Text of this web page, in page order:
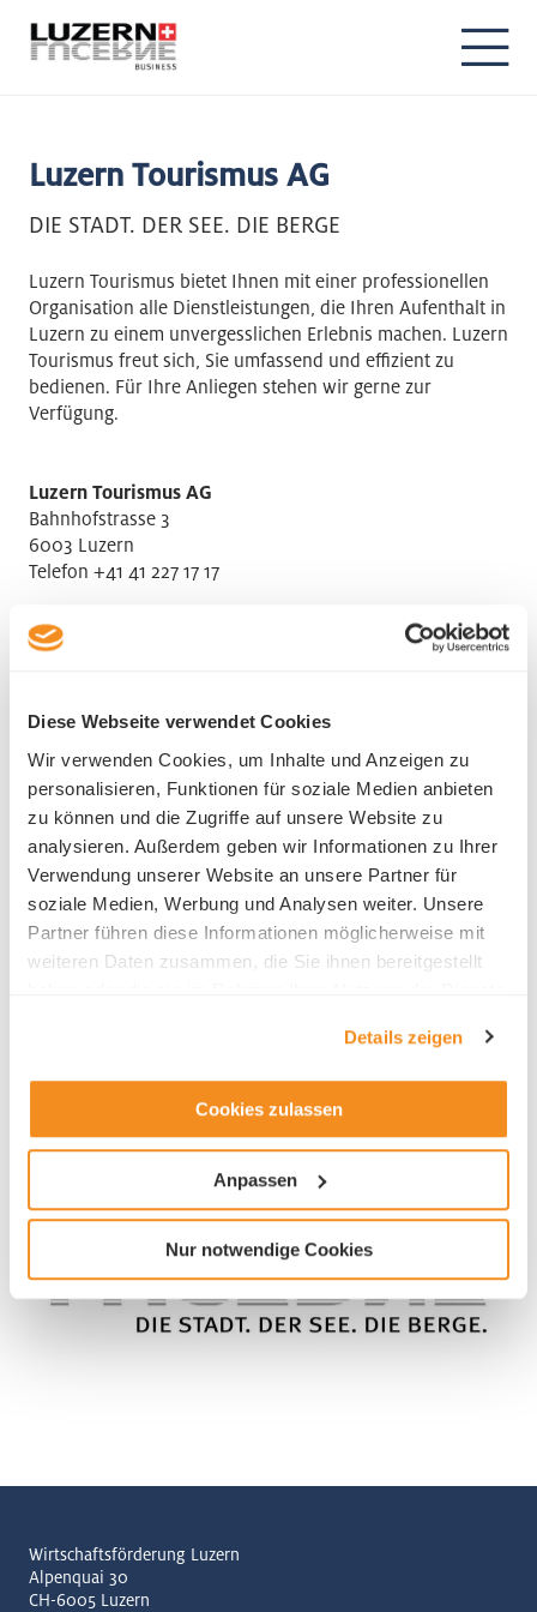
Diese Webseite verwendet Cookies
Wir verwenden Cookies, um Inhalte und Anzeigen zu
personalisieren, Funktionen für soziale Medien anbieten
zu können und die Zugriffe auf unsere Website zu
analysieren. Außerdem geben wir Informationen zu Ihrer
Verwendung unserer Website an unsere Partner für
soziale Medien, Werbung und Analysen weiter. Unsere
Partner führen diese Informationen möglicherweise mit
weiteren Daten zusammen, die Sie ihnen bereitgestellt
Details zeigen
Cookies zulassen
Anpassen
Nur notwendige Cookies
Luzern Tourismus AG
DIE STADT. DER SEE. DIE BERGE
Luzern Tourismus bietet Ihnen mit einer professionellen
Organisation alle Dienstleistungen, die Ihren Aufenthalt in
Luzern zu einem unvergesslichen Erlebnis machen. Luzern
Tourismus freut sich, Sie umfassend und effizient zu
bedienen. Für Ihre Anliegen stehen wir gerne zur
Verfügung.
Luzern Tourismus AG
Bahnhofstrasse 3
6003 Luzern
Telefon +41 41 227 17 17
Ansprechsperson HR
Regina Waldis
Wirtschaftsförderung Luzern
Alpenquai 30
CH-6005 Luzern